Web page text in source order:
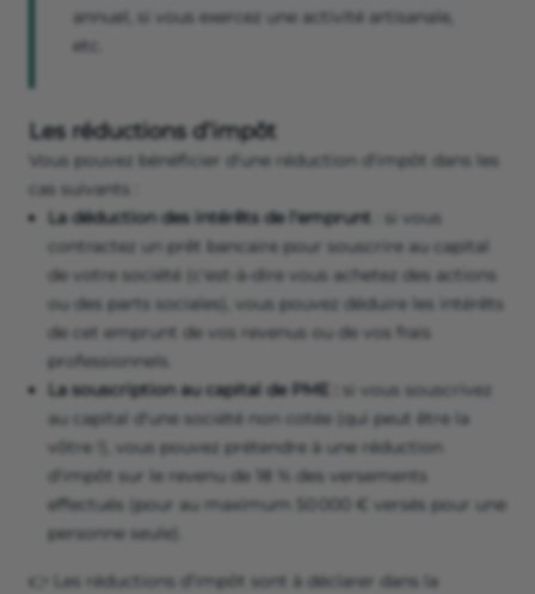
annuel, si vous exercez une activité artisanale,
etc.
Les réductions d’impôt
Vous pouvez bénéficier d'une réduction d'impôt dans les
cas suivants :
La déduction des intérêts de l'emprunt
: si vous
contractez un prêt bancaire pour souscrire au capital
de votre société (c'est-à-dire vous achetez des actions
ou des parts sociales), vous pouvez déduire les intérêts
de cet emprunt de vos revenus ou de vos frais
professionnels.
La souscription au capital de PME :
si vous souscrivez
au capital d'une société non cotée (qui peut être la
vôtre !), vous pouvez prétendre à une réduction
d'impôt sur le revenu de 18 % des versements
effectués (pour au maximum 50 000 € versés pour une
personne seule).
👉 Les réductions d’impôt sont à déclarer dans la